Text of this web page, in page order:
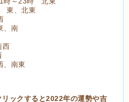
東、北東
、南
南東
ックすると2022年の運勢や吉